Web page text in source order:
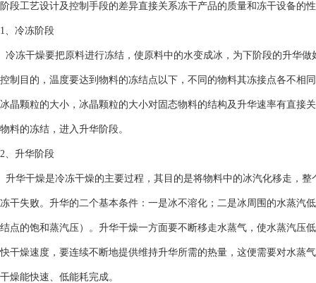
阶段工艺设计及控制手段的差异直接关系冻干产品的质量和冻干设备的
1、冷冻阶段
冷冻干燥要把原料进行冻结，使原料中的水变成冰，为下阶段的升华
控制目的，温度要达到物料的冻结点以下，不同的物料其冻接点各不相
冰晶颗粒的大小，冰晶颗粒的大小对固态物料的结构及升华速率有直接
物料的冻结，进入升华阶段。
2、升华阶段
升华干燥是冷冻干燥的主要过程，其目的是将物料中的冰汽化移走，
冻干失败。升华的二个基本条件：一是冰不溶化；二是冰周围的水蒸汽
结点的饱和蒸汽压）。升华干燥一方面要不断移走水蒸气，使水蒸汽压
快干燥速度，要连续不断地提供维持升华所需的热量，这便需要对水蒸
干燥能快速、低能耗完成。